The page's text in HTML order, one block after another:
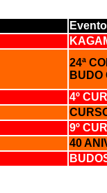
Evento
24ª
BUDO
4º
9º
40